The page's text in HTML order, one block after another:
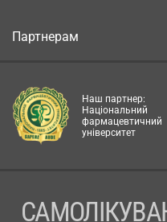
Партнерам
Наш партнер:
Національний
фармацевтичний
університет